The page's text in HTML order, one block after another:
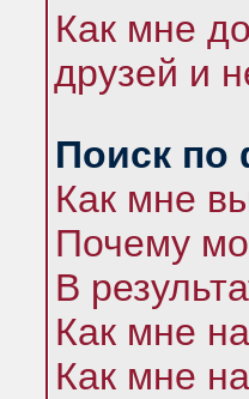
Как мне
друзей и
Поиск
Как мне
Почему
В
Как мне
Как мне